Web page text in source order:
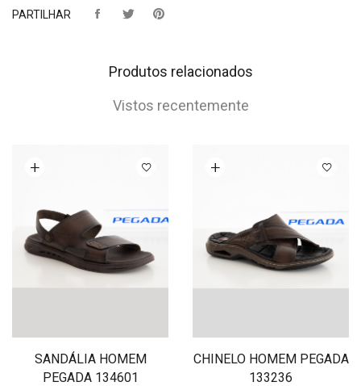
PARTILHAR
Produtos relacionados
Vistos recentemente
SANDÁLIA HOMEM
PEGADA 134601
opções
CHINELO HOMEM PEGADA
133236
Ver opções